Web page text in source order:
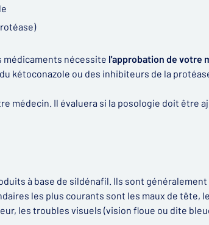
médicaments nécessite l'approbation de votre
kétoconazole ou des inhibiteurs de la
médecin. Il évaluera si la posologie doit être
à base de sildénafil. Ils sont
les plus courants sont les maux de tête,
les troubles visuels (vision floue ou dite